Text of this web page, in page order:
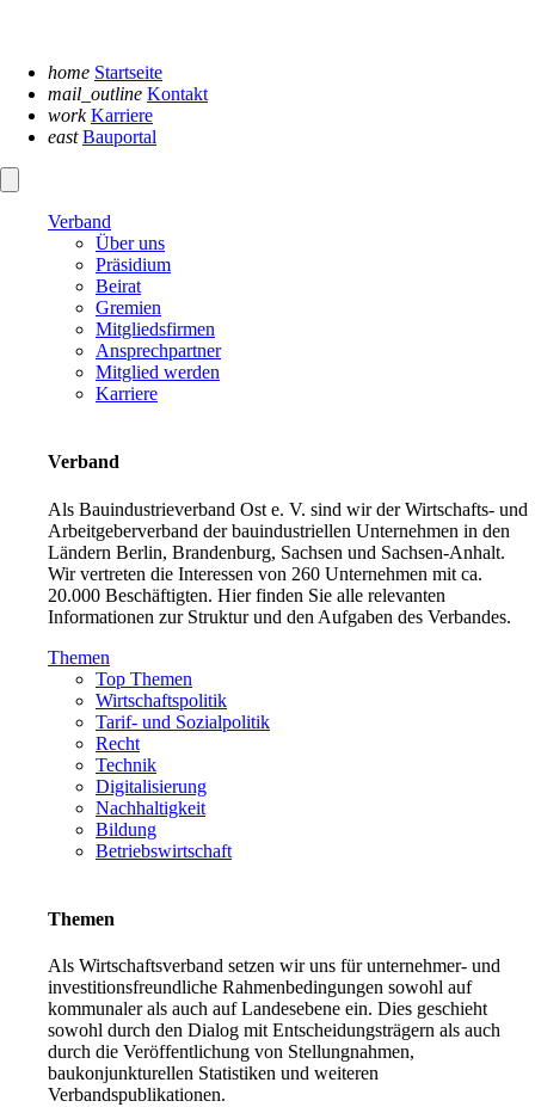
home Startseite
mail_outline Kontakt
work Karriere
east Bauportal
Verband
Über uns
Präsidium
Beirat
Gremien
Mitgliedsfirmen
Ansprechpartner
Mitglied werden
Karriere
Verband
Als Bauindustrieverband Ost e. V. sind wir der Wirtschafts- und
Arbeitgeberverband der bauindustriellen Unternehmen in den
Ländern Berlin, Brandenburg, Sachsen und Sachsen-Anhalt.
Wir vertreten die Interessen von 260 Unternehmen mit ca.
20.000 Beschäftigten. Hier finden Sie alle relevanten
Informationen zur Struktur und den Aufgaben des Verbandes.
Themen
Top Themen
Wirtschaftspolitik
Tarif- und Sozialpolitik
Recht
Technik
Digitalisierung
Nachhaltigkeit
Bildung
Betriebswirtschaft
Themen
Als Wirtschaftsverband setzen wir uns für unternehmer- und
investitionsfreundliche Rahmenbedingungen sowohl auf
kommunaler als auch auf Landesebene ein. Dies geschieht
sowohl durch den Dialog mit Entscheidungsträgern als auch
durch die Veröffentlichung von Stellungnahmen,
baukonjunkturellen Statistiken und weiteren
Verbandspublikationen.